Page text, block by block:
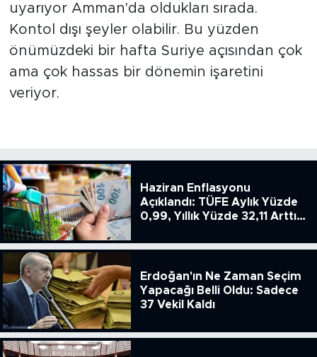
uyarıyor Amman'da oldukları sırada.
Kontol dışı şeyler olabilir. Bu yüzden
önümüzdeki bir hafta Suriye açısından çok
ama çok hassas bir dönemin işaretini
veriyor.
Haziran Enflasyonu
Açıklandı: TÜFE Aylık Yüzde
0,99, Yıllık Yüzde 32,11 Arttı,
51.49
Erdoğan'ın Ne Zaman Seçim
Yapacağı Belli Oldu: Sadece
37 Vekil Kaldı